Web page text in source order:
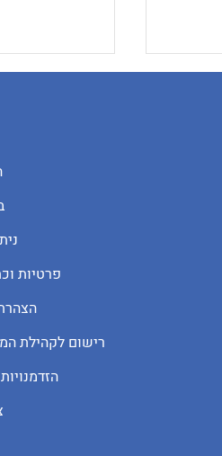
והנתיבים
פרטיות
דף רישום לקהילת